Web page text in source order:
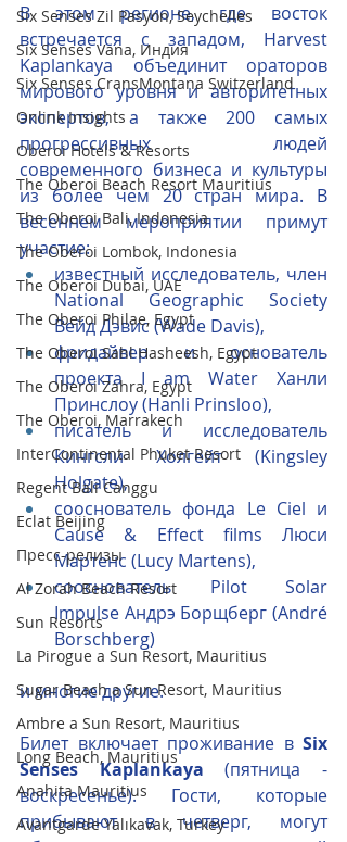
Six Senses Zil Pasyon, Seychelles
Six Senses Vana, Индия
Six Senses CransMontana Switzerland
Onlink Insights
Oberoi Hotels & Resorts
The Oberoi Beach Resort Mauritius
The Oberoi Bali, Indonesia
The Oberoi Lombok, Indonesia
The Oberoi Dubai, UAE
The Oberoi Philae, Egypt
The Oberoi Sahl Hasheesh, Egypt
The Oberoi Zahra, Egypt
The Oberoi, Marrakech
InterContinental Phuket Resort
Regent Bali Canggu
Eclat Beijing
Пресс-релизы
Al Zorah Beach Resort
Sun Resorts
La Pirogue a Sun Resort, Mauritius
Sugar Beach a Sun Resort, Mauritius
Ambre a Sun Resort, Mauritius
Long Beach, Mauritius
Anahita Mauritius
Avantgarde Yalıkavak, Turkey
В этом регионе, где восток
встречается с западом, Harvest
Kaplankaya объединит ораторов
мирового уровня и авторитетных
экспертов, а также 200 самых
прогрессивных людей
современного бизнеса и культуры
из более чем 20 стран мира. В
весеннем мероприятии примут
участие:
известный исследователь, член
National Geographic Society
Вейд Дэвис (Wade Davis),
фридайвер и основатель
проекта I am Water Ханли
Принслоу (Hanli Prinsloo),
писатель и исследователь
Кингсли Холгейт (Kingsley
Holgate),
сооснователь фонда Le Ciel и
Cause & Effect films Люси
Мартенс (Lucy Martens),
сооснователь Pilot Solar
Impulse Андрэ Борщберг (André
Borschberg)
и многие другие.
Билет включает проживание в Six
Senses Kaplankaya (пятница -
воскресенье). Гости, которые
прибывают в четверг, могут